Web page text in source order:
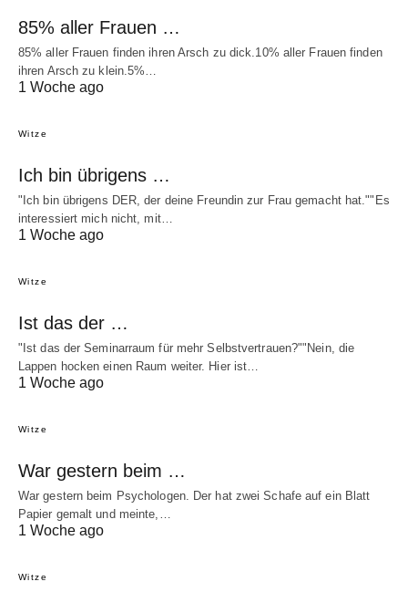
85% aller Frauen …
85% aller Frauen finden ihren Arsch zu dick.10% aller Frauen finden
ihren Arsch zu klein.5%…
1 Woche ago
Witze
Ich bin übrigens …
"Ich bin übrigens DER, der deine Freundin zur Frau gemacht hat.""Es
interessiert mich nicht, mit…
1 Woche ago
Witze
Ist das der …
"Ist das der Seminarraum für mehr Selbstvertrauen?""Nein, die
Lappen hocken einen Raum weiter. Hier ist…
1 Woche ago
Witze
War gestern beim …
War gestern beim Psychologen. Der hat zwei Schafe auf ein Blatt
Papier gemalt und meinte,…
1 Woche ago
Witze